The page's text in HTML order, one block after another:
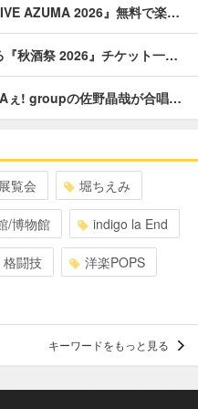
AZUMA 2026』無料で楽…
『秋酒祭 2026』チケット一…
Aぇ! groupの佐野晶哉が合唱…
覧会 堀ちえみ
/博物館 indigo la End
格闘技 洋楽POPS
キーワードをもっと見る